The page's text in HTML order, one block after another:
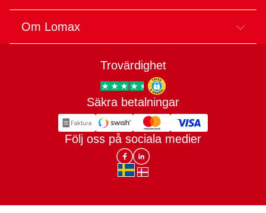
Om Lomax
Trovärdighet
Trygg E-handel
Säkra betalningar
Följ oss på sociala medier
Lomax DK Facebook
Lomax SE LinkIn
sv-SEda-DK